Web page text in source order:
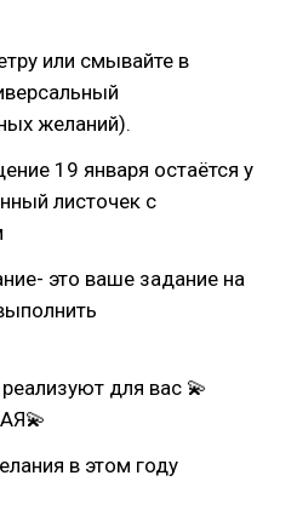
или смывайте в
желаний).
19 января остаётся у
листочек с
это ваше задание на
для вас 💫
в этом году